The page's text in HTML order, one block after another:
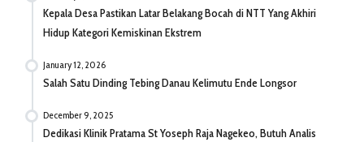
Kepala Desa Pastikan Latar Belakang Bocah di NTT Yang Akhiri
Hidup Kategori Kemiskinan Ekstrem
January 12, 2026
Salah Satu Dinding Tebing Danau Kelimutu Ende Longsor
December 9, 2025
Dedikasi Klinik Pratama St Yoseph Raja Nagekeo, Butuh Analis